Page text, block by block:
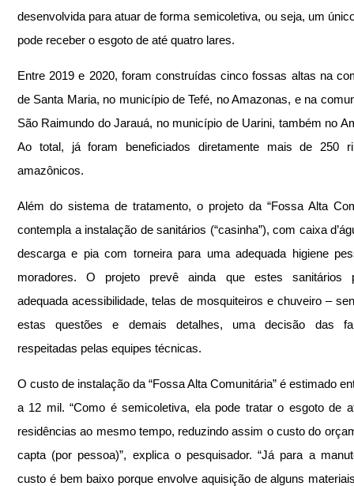
desenvolvida para atuar de forma semicoletiva, ou seja, um
pode receber o esgoto de até quatro lares.
Entre 2019 e 2020, foram construídas cinco fossas altas na
de Santa Maria, no município de Tefé, no Amazonas, e na
São Raimundo do Jarauá, no município de Uarini, também no
Ao total, já foram beneficiados diretamente mais de 250
amazônicos.
Além do sistema de tratamento, o projeto da “Fossa Alta
contempla a instalação de sanitários (“casinha”), com caixa
descarga e pia com torneira para uma adequada higiene
moradores. O projeto prevê ainda que estes sanitários
adequada acessibilidade, telas de mosquiteiros e chuveiro –
estas questões e demais detalhes, uma decisão das
respeitadas pelas equipes técnicas.
O custo de instalação da “Fossa Alta Comunitária” é estimado
a 12 mil. “Como é semicoletiva, ela pode tratar o esgoto de
residências ao mesmo tempo, reduzindo assim o custo do
capta (por pessoa)”, explica o pesquisador. “Já para a
custo é bem baixo porque envolve aquisição de alguns